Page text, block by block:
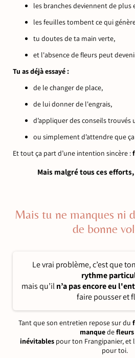
les branches deviennent de plus
les feuilles tombent ce qui
tu doutes de ta main verte,
et l'absence de fleurs peut
Tu as déjà essayé :
de le changer de place,
de lui donner de l'engrais,
d’appliquer des conseils
ou simplement d’attendre que
Et tout ça part d’une intention sincère :
Mais malgré tous ces
Mais tu ne manques ni
de bonne
Le vrai problème, c’est que
rythme
mais qu’iln’a pas encore eu
faire pousser et
Tant que son entretien repose sur du
manquedefleurs
inévitables pour ton Frangipanier, et
pour toi.